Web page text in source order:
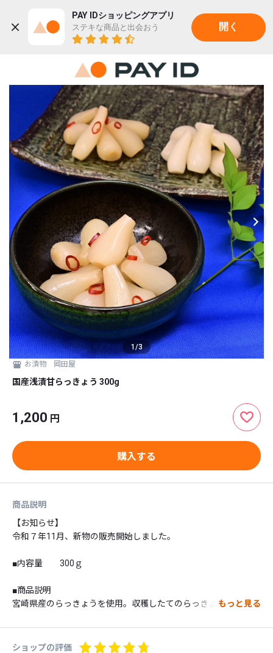
PAY IDショッピングアプリ
ステキな商品と出会おう 開く
1/3
お漬物 岡田屋
国産浅漬甘らっきょう 300g
1,200 円
購入する
商品説明
【お知らせ】
令和７年11月、新物の販売開始しました。
■内容量　　300ｇ
■商品説明
宮崎県産のらっきょうを使用。収穫したてのらっきょうを軽く醗
れを低温管理にて年間を通じてらっきょう本来の風味をお楽しみ
いただけます。
もっと見る
ショップの評価